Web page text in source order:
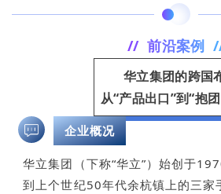
// 前沿案例
华立集团的跨国
从“产品出口”到“抱
企业概况
华立集团（下称“华立”）始创于
到上个世纪50年代余杭镇上的三